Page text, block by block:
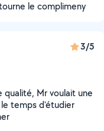
le complimeny
3/5
qualité, Mr voulait une
temps d'étudier